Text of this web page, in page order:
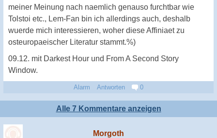
meiner Meinung nach naemlich genauso furchtbar wie
Tolstoi etc., Lem-Fan bin ich allerdings auch, deshalb
wuerde mich interessieren, woher diese Affiniaet zu
osteuropaeischer Literatur stammt.%)
09.12. mit Darkest Hour und From A Second Story
Window.
Alarm Antworten 0
Alle 7 Kommentare anzeigen
Morgoth